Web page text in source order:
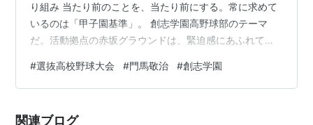
り組み 当たり前のことを、当たり前にする。常に求めて
いるのは「甲子園基準」。 創志学園高野球部のテーマ
だ。活動拠点の赤坂グラウンドは、緊迫感にあふれてい
心身ともスタンバイは十分にできている。 朝8時に練習
スタート。定期試験後の12月9日以降、朝から夕方までの
#選抜高校野球大会 #門馬敬治 #創志学園
関連ブログ